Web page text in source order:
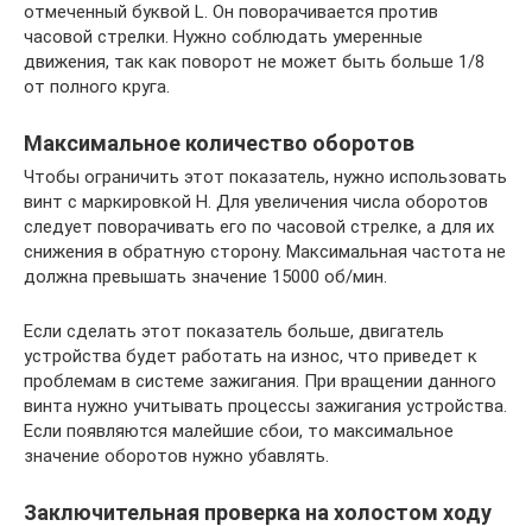
отмеченный буквой L. Он поворачивается против
часовой стрелки. Нужно соблюдать умеренные
движения, так как поворот не может быть больше 1/8
от полного круга.
Максимальное количество оборотов
Чтобы ограничить этот показатель, нужно использовать
винт с маркировкой H. Для увеличения числа оборотов
следует поворачивать его по часовой стрелке, а для их
снижения в обратную сторону. Максимальная частота не
должна превышать значение 15000 об/мин.
Если сделать этот показатель больше, двигатель
устройства будет работать на износ, что приведет к
проблемам в системе зажигания. При вращении данного
винта нужно учитывать процессы зажигания устройства.
Если появляются малейшие сбои, то максимальное
значение оборотов нужно убавлять.
Заключительная проверка на холостом ходу